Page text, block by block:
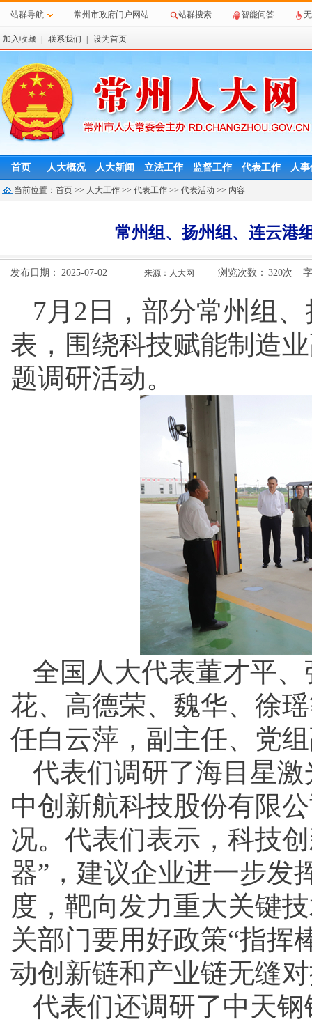
站群导航 常州市政府门户网站 站群搜索 智能问答
加入收藏 联系我们 设为首页
首页 人大概况 人大新闻 立法工作 监督工作 代表工作 人
当前位置： 首页 >> 人大工作 >> 代表工作 >> 代表活动 >> 内容
常州组、扬州组、连云港
发布日期： 2025-07-02 来源：人大网 浏览次数： 320次
7月2日，部分常州组
表，围绕科技赋能制造
题调研活动。
全国人大代表董才平
花、高德荣、魏华、徐
任白云萍，副主任、党
代表们调研了海目星
中创新航科技股份有限
况。代表们表示，科技
器”，建议企业进一步发
度，靶向发力重大关键
关部门要用好政策“指挥
动创新链和产业链无缝
代表们还调研了中天